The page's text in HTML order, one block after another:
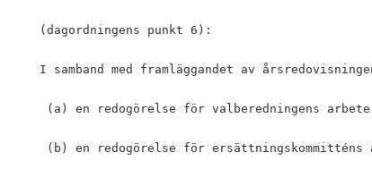
(dagordningens punkt 6):
I samband med framläggandet av
(a) en redogörelse för valberedningens
(b) en redogörelse för ersättningskommitténs